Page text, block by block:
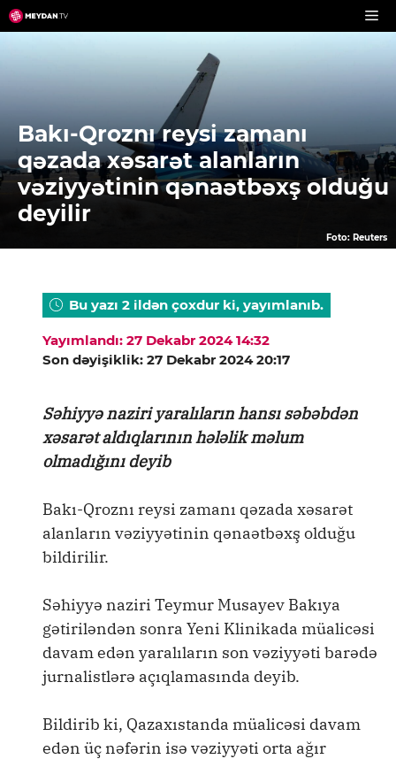
Skip
to
Bakı-Qroznı reysi zamanı
qəzada xəsarət alanların
vəziyyətinin qənaətbəxş olduğu
deyilir
Foto: Reuters
Bu yazı 2 ildən çoxdur ki, yayımlanıb.
Yayımlandı: 27 Dekabr 2024 14:32
Son dəyişiklik: 27 Dekabr 2024 20:17
Səhiyyə naziri yaralıların hansı səbəbdən
xəsarət aldıqlarının hələlik məlum
olmadığını deyib
Bakı-Qroznı reysi zamanı qəzada xəsarət
alanların vəziyyətinin qənaətbəxş olduğu
bildirilir.
Səhiyyə naziri Teymur Musayev Bakıya
gətiriləndən sonra Yeni Klinikada müalicəsi
davam edən yaralıların son vəziyyəti barədə
jurnalistlərə açıqlamasında deyib.
Bildirib ki, Qazaxıstanda müalicəsi davam
edən üç nəfərin isə vəziyyəti orta ağır